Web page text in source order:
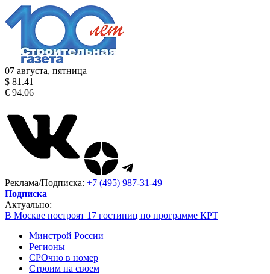
07 августа, пятница
$ 81.41
€ 94.06
Реклама/Подписка: +7 (495) 987-31-49
Подписка
Актуально:
В Москве построят 17 гостиниц по программе КРТ
Минстрой России
Регионы
СРОчно в номер
Строим на своем